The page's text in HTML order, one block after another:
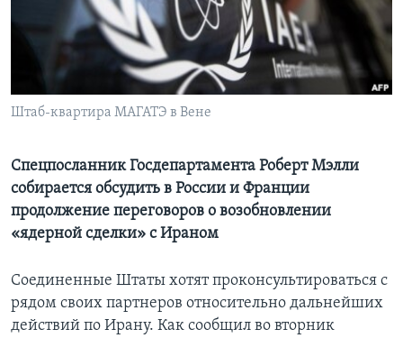
Learning English
СОЦИАЛЬНЫЕ СЕТИ
Языки
Штаб-квартира МАГАТЭ в Вене
Спецпосланник Госдепартамента Роберт Мэлли
собирается обсудить в России и Франции
продолжение переговоров о возобновлении
«ядерной сделки» с Ираном
Соединенные Штаты хотят проконсультироваться с
рядом своих партнеров относительно дальнейших
действий по Ирану. Как сообщил во вторник